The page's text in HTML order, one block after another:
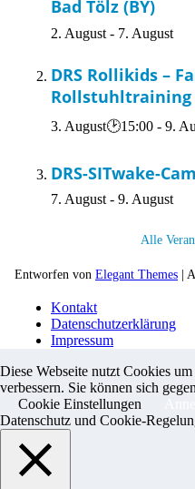
Bad Tölz (BY)
2. August - 7. August
DRS Rollikids –
Rollstuhltraining
3. August🕑15:00 - 9.
DRS-SITwake-
7. August - 9. August
Alle
Entworfen von Elegant Themes |
Kontakt
Datenschutzerklärung
Impressum
Diese Webseite nutzt Cookies
verbessern. Sie können sich
Cookie Einstellungen
Datenschutz und Cookie-